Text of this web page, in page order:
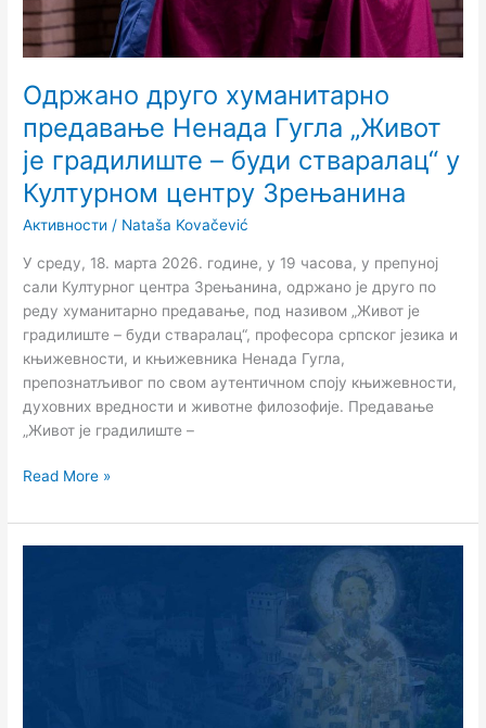
Одржано друго хуманитарно
предавање Ненада Гугла „Живот
је градилиште – буди стваралац“ у
Културном центру Зрењанина
Активности / Nataša Kovačević
У среду, 18. марта 2026. године, у 19 часова, у препуној
сали Културног центра Зрењанина, одржано је друго по
реду хуманитарно предавање, под називом „Живот је
градилиште – буди стваралац“, професорa српског језика и
књижевности, и књижевникa Ненада Гугла,
препознатљивог по свом аутентичном споју књижевности,
духовних вредности и животне филозофије. Предавање
„Живот је градилиште –
буди
стваралац“
у
Културном
центру
Зрењанина
Read More »